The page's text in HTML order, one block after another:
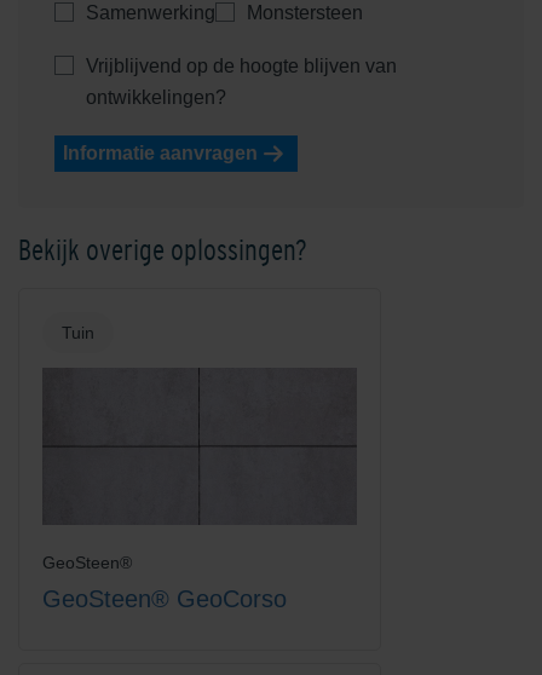
Samenwerking
Monstersteen
Vrijblijvend op de hoogte blijven van
ontwikkelingen?
Informatie aanvragen
Bekijk overige oplossingen?
Tuin
GeoSteen®
GeoSteen® GeoCorso